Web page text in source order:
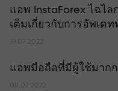
แอพ InstaForex ไฉไ
เติมเกี่ยวกับการอัพเดท
19.07.2022
แอพมือถือที่มีผู้ใช้มาก
08.07.2022